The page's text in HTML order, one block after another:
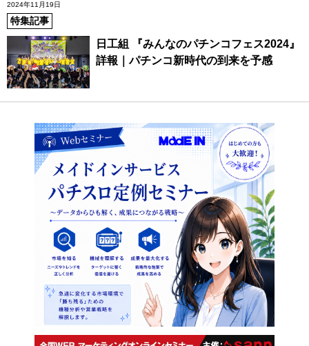
2024年11月19日
特集記事
日工組 『みんなのパチンコフェス2024』
詳報｜パチンコ新時代の到来を予感